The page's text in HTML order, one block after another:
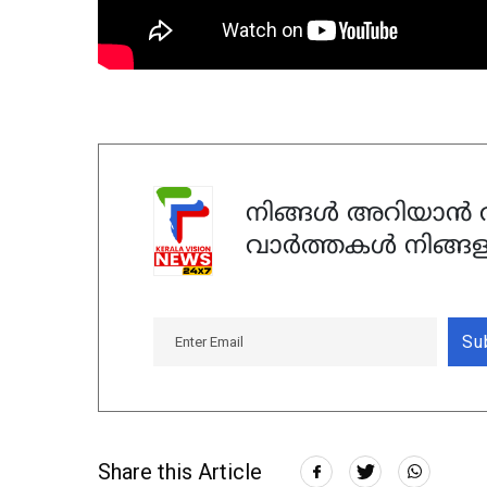
നിങ്ങൾ അറിയാൻ
വാർത്തകൾ
Share this Article